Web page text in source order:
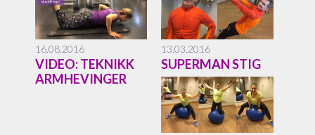
16.08.2016
VIDEO: TEKNIKK
ARMHEVINGER
13.03.2016
SUPERMAN STIG